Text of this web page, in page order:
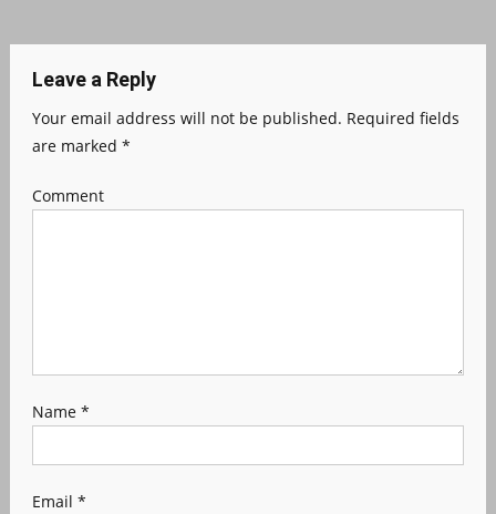
Leave a Reply
Your email address will not be published. Required fields
are marked *
Comment
Name *
Email *